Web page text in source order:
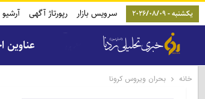
یکشنبه - 2026/08/09 سرویس بازار رپورتاژ آگهی آرشیو
عناوین
خانه بحران ویروس کرونا